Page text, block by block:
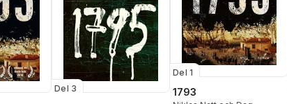
Del 3
Del 1
1793